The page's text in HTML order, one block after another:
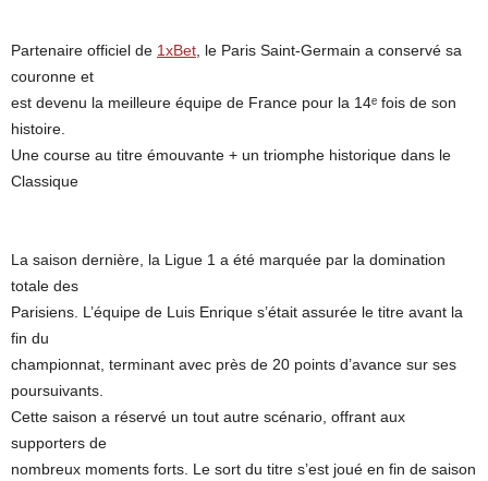
Partenaire officiel de 1xBet , le Paris Saint-Germain a conservé sa
couronne et
est devenu la meilleure équipe de France pour la 14ᵉ fois de son
histoire.
Une course au titre émouvante + un triomphe historique dans le
Classique
La saison dernière, la Ligue 1 a été marquée par la domination
totale des
Parisiens. L’équipe de Luis Enrique s’était assurée le titre avant la
fin du
championnat, terminant avec près de 20 points d’avance sur ses
poursuivants.
Cette saison a réservé un tout autre scénario, offrant aux
supporters de
nombreux moments forts. Le sort du titre s’est joué en fin de saison